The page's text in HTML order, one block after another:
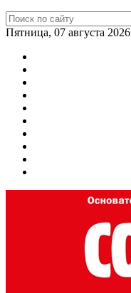
Пятница, 07 августа 2026